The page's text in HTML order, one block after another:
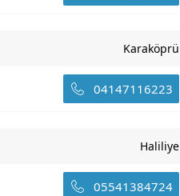
Karaköprü
04147116223
Haliliye
05541384724